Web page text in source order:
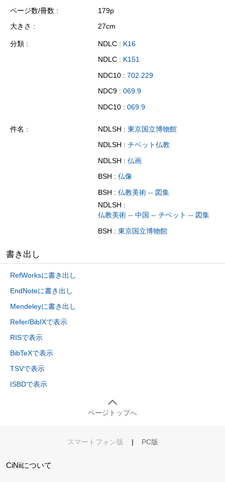
ページ数/冊数
179p
大きさ
27cm
分類 NDLC : K16
NDLC : K151
NDC10 : 702.229
NDC9 : 069.9
NDC10 : 069.9
件名 NDLSH : 東京国立博物館
NDLSH : チベット仏教
NDLSH : 仏画
BSH : 仏像
BSH : 仏教美術 -- 図集
NDLSH :
仏教美術 -- 中国 -- チベット -- 図集
BSH : 東京国立博物館
書き出し
RefWorksに書き出し
EndNoteに書き出し
Mendeleyに書き出し
Refer/BibIXで表示
RISで表示
BibTeXで表示
TSVで表示
ISBDで表示
ページトップへ
スマートフォン版 | PC版
CiNiiについて